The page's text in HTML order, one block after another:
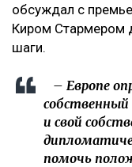
обсуждал с
Киром Стармером
шаги.
– Европе
собственный
и свой
помочь